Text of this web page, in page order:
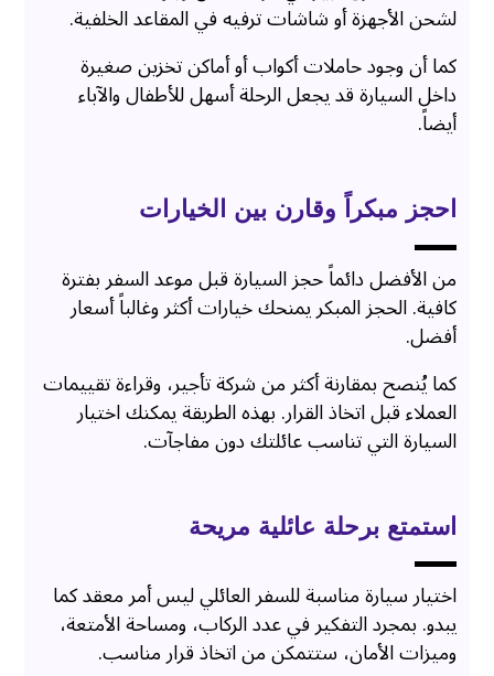
لشحن الأجهزة أو شاشات ترفيه في المقاعد الخلفية.
كما أن وجود حاملات أكواب أو أماكن تخزين صغيرة
داخل السيارة قد يجعل الرحلة أسهل للأطفال والآباء
أيضاً.
احجز مبكراً وقارن بين الخيارات
من الأفضل دائماً حجز السيارة قبل موعد السفر بفترة
كافية. الحجز المبكر يمنحك خيارات أكثر وغالباً أسعار
أفضل.
كما يُنصح بمقارنة أكثر من شركة تأجير، وقراءة تقييمات
العملاء قبل اتخاذ القرار. بهذه الطريقة يمكنك اختيار
السيارة التي تناسب عائلتك دون مفاجآت.
استمتع برحلة عائلية مريحة
اختيار سيارة مناسبة للسفر العائلي ليس أمر معقد كما
يبدو. بمجرد التفكير في عدد الركاب، ومساحة الأمتعة،
وميزات الأمان، ستتمكن من اتخاذ قرار مناسب.